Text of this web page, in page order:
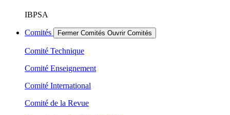
IBPSA
Comités Fermer Comités Ouvrir Comités
Comité Technique
Comité Enseignement
Comité International
Comité de la Revue